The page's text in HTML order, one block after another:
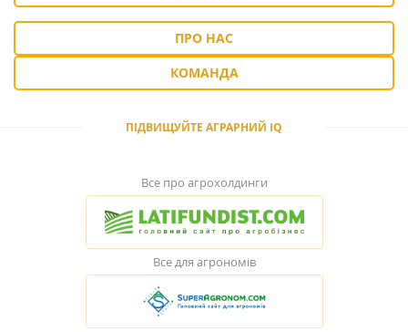
ПРО НАС
КОМАНДА
ПІДВИЩУЙТЕ АГРАРНИЙ IQ
Все про агрохолдинги
Все для агрономів